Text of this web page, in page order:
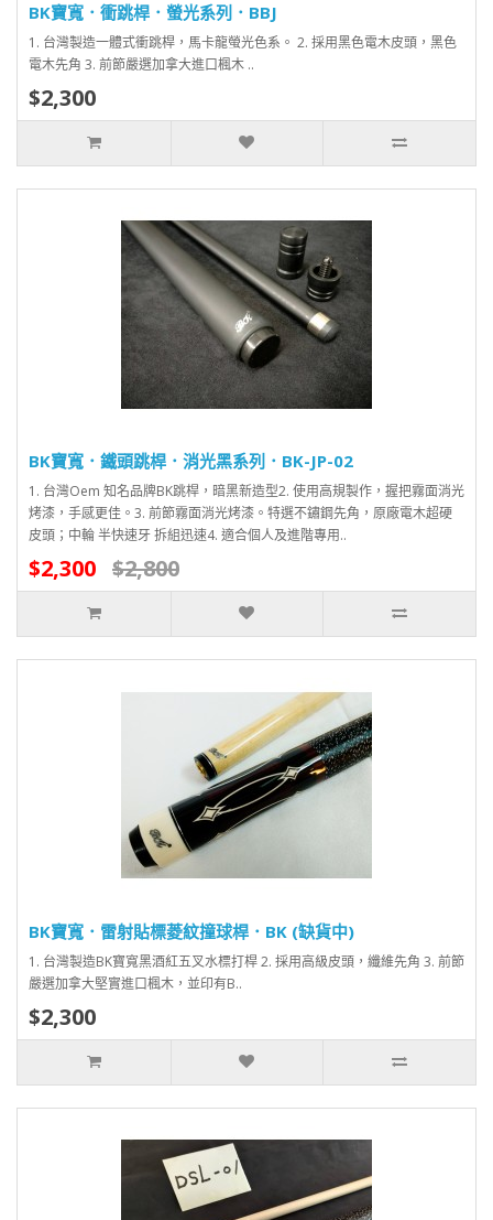
BK寶寬．衝跳桿．螢光系列．BBJ
1. 台灣製造一體式衝跳桿，馬卡龍螢光色系。 2. 採用黑色電木皮頭，黑色
電木先角 3. 前節嚴選加拿大進口楓木 ..
$2,300
BK寶寬．鐵頭跳桿．消光黑系列．BK-JP-02
1. 台灣Oem 知名品牌BK跳桿，暗黑新造型2. 使用高規製作，握把霧面消光
烤漆，手感更佳。3. 前節霧面消光烤漆。特選不鏽鋼先角，原廠電木超硬
皮頭；中輪 半快速牙 拆組迅速4. 適合個人及進階專用..
$2,300 $2,800
BK寶寬．雷射貼標菱紋撞球桿．BK (缺貨中)
1. 台灣製造BK寶寬黑酒紅五叉水標打桿 2. 採用高級皮頭，纖維先角 3. 前節
嚴選加拿大堅實進口楓木，並印有B..
$2,300